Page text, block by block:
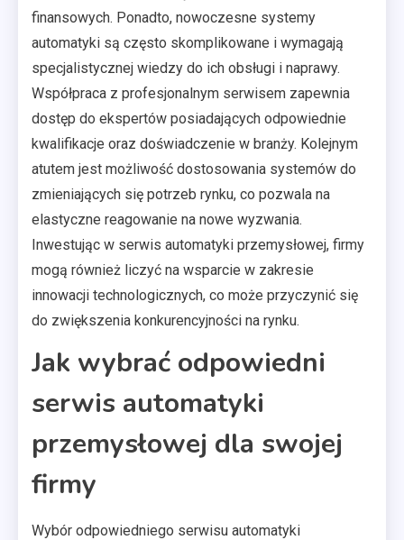
finansowych. Ponadto, nowoczesne systemy
automatyki są często skomplikowane i wymagają
specjalistycznej wiedzy do ich obsługi i naprawy.
Współpraca z profesjonalnym serwisem zapewnia
dostęp do ekspertów posiadających odpowiednie
kwalifikacje oraz doświadczenie w branży. Kolejnym
atutem jest możliwość dostosowania systemów do
zmieniających się potrzeb rynku, co pozwala na
elastyczne reagowanie na nowe wyzwania.
Inwestując w serwis automatyki przemysłowej, firmy
mogą również liczyć na wsparcie w zakresie
innowacji technologicznych, co może przyczynić się
do zwiększenia konkurencyjności na rynku.
Jak wybrać odpowiedni
serwis automatyki
przemysłowej dla swojej
firmy
Wybór odpowiedniego serwisu automatyki